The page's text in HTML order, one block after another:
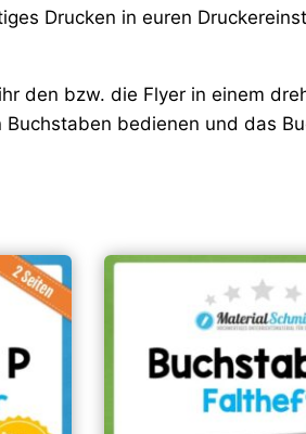
Drucken in euren
den bzw. die Flyer in einem
bedienen und das